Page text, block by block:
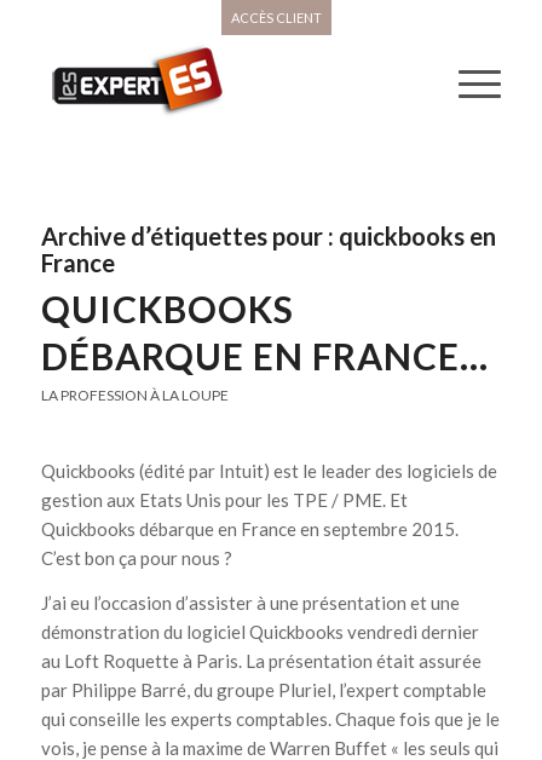
ACCÈS CLIENT
Archive d’étiquettes pour : quickbooks en
France
QUICKBOOKS
DÉBARQUE EN FRANCE…
LA PROFESSION À LA LOUPE
Quickbooks (édité par Intuit) est le leader des logiciels de
gestion aux Etats Unis pour les TPE / PME. Et
Quickbooks débarque en France en septembre 2015.
C’est bon ça pour nous ?
J’ai eu l’occasion d’assister à une présentation et une
démonstration du logiciel Quickbooks vendredi dernier
au Loft Roquette à Paris. La présentation était assurée
par Philippe Barré, du groupe Pluriel, l’expert comptable
qui conseille les experts comptables. Chaque fois que je le
vois, je pense à la maxime de Warren Buffet « les seuls qui